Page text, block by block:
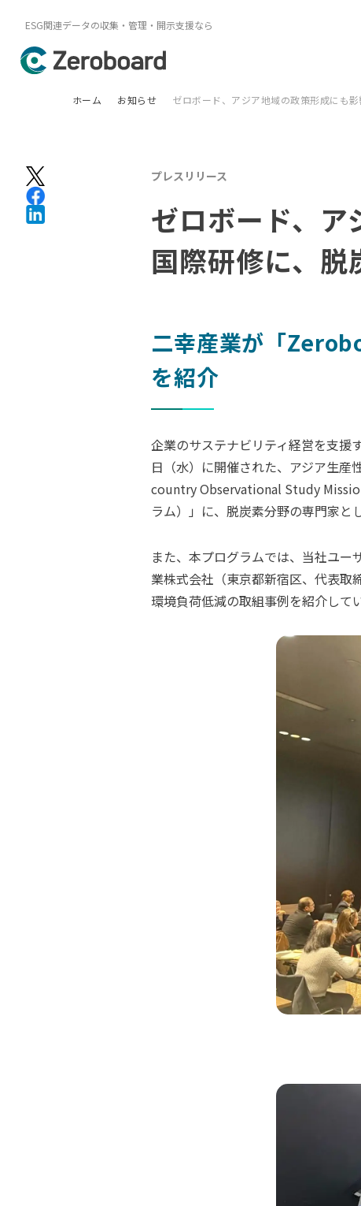
ESG関連データの収集・管理・開示支援なら
ホーム お知らせ ゼロボード、アジア地域の政策形成にも
プレスリリース
ゼロボード、
国際研修に、
二幸産業が「
を紹介
企業のサステナビリティ経営を支援
日（水）に開催された、アジア生
country Observational Study
ラム）」に、脱炭素分野の専門家と
また、本プログラムでは、当社ユ
業株式会社（東京都新宿区、代表
環境負荷低減の取組事例を紹介して